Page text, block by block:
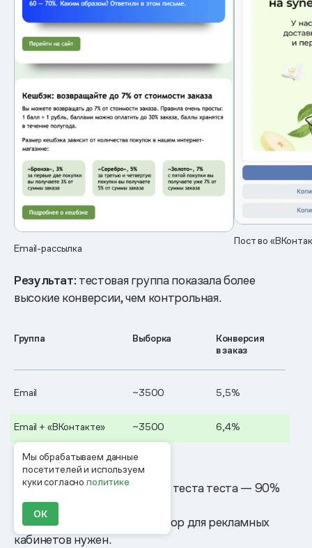
Мы обрабатываем данные
посетителей и используем
куки согласнополитике
ОК
Email-рассылка
Пост во
Результат: тестовая группа показала более
высокие конверсии, чем контрольная.
Группа Выборка
Конверсия
в заказ
Email ~3500 5,5%
Email + «ВКонтакте» ~3500 6,4%
Статистическая значимость теста теста — 90%
Вывод:решили, что коннектор для рекламных
кабинетов нужен.